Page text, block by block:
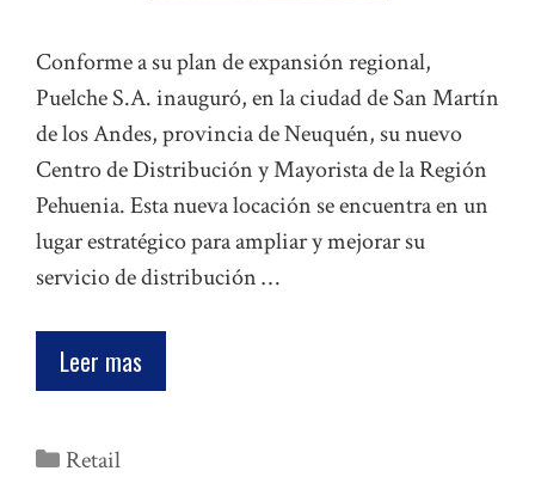
Conforme a su plan de expansión regional,
Puelche S.A. inauguró, en la ciudad de San Martín
de los Andes, provincia de Neuquén, su nuevo
Centro de Distribución y Mayorista de la Región
Pehuenia. Esta nueva locación se encuentra en un
lugar estratégico para ampliar y mejorar su
servicio de distribución …
Leer mas
Categorías
Retail